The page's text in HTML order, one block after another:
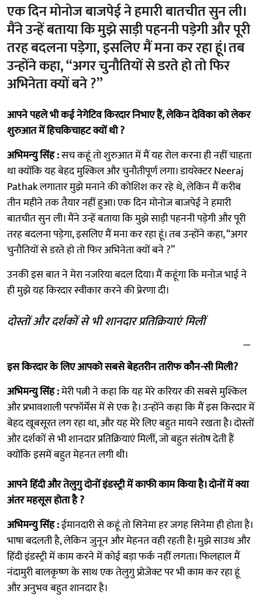
एक दिन मोनोज बाजपेई ने हमारी बातचीत सुन ली।
मैंने उन्हें बताया कि मुझे साड़ी पहननी पड़ेगी और पूरी
तरह बदलना पड़ेगा, इसलिए मैं मना कर रहा हूं। तब
उन्होंने कहा, “अगर चुनौतियों से डरते हो तो फिर
अभिनेता क्यों बने ?”
आपने पहले भी कई नेगेटिव किरदार निभाए हैं, लेकिन देविका को लेकर
शुरुआत में हिचकिचाहट क्यों थी ?
अभिमन्यु सिंह :सच कहूं तो शुरुआत में मैं यह रोल करना ही नहीं चाहता
था क्योंकि यह बेहद मुश्किल और चुनौतीपूर्ण लगा। डायरेक्टर Neeraj
Pathak लगातार मुझे मनाने की कोशिश कर रहे थे, लेकिन मैं करीब
तीन महीने तक तैयार नहीं हुआ। एक दिन मोनोज बाजपेई ने हमारी
बातचीत सुन ली। मैंने उन्हें बताया कि मुझे साड़ी पहननी पड़ेगी और पूरी
तरह बदलना पड़ेगा, इसलिए मैं मना कर रहा हूं। तब उन्होंने कहा, “अगर
चुनौतियों से डरते हो तो फिर अभिनेता क्यों बने ?”
उनकी इस बात ने मेरा नजरिया बदल दिया। मैं कहूंगा कि मनोज भाई ने
ही मुझे यह किरदार स्वीकार करने की प्रेरणा दी।
दोस्तों और दर्शकों से भी शानदार प्रतिक्रियाएं मिलीं
इस किरदार के लिए आपको सबसे बेहतरीन तारीफ कौन-सी मिली?
अभिमन्यु सिंह :मेरी पत्नी ने कहा कि यह मेरे करियर की सबसे मुश्किल
और प्रभावशाली परफॉर्मेंस में से एक है। उन्होंने कहा कि मैं इस किरदार में
बेहद खूबसूरत लग रहा था, और यह मेरे लिए बहुत मायने रखता है। दोस्तों
और दर्शकों से भी शानदार प्रतिक्रियाएं मिलीं, जो बहुत संतोष देती हैं
क्योंकि इसमें बहुत मेहनत लगी थी।
आपने हिंदी और तेलुगु दोनों इंडस्ट्री में काफी काम किया है। दोनों में क्या
अंतर महसूस होता है ?
अभिमन्यु सिंह :ईमानदारी से कहूं तो सिनेमा हर जगह सिनेमा ही होता है।
भाषा बदलती है, लेकिन जुनून और मेहनत वही रहती है। मुझे साउथ और
हिंदी इंडस्ट्री में काम करने में कोई बड़ा फर्क नहीं लगता। फिलहाल मैं
नंदामुरी बालकृष्ण के साथ एक तेलुगु प्रोजेक्ट पर भी काम कर रहा हूं
और अनुभव बहुत शानदार है।